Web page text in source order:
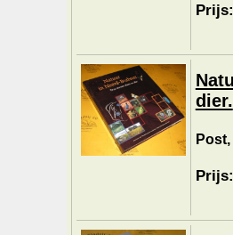
dier.
Post,